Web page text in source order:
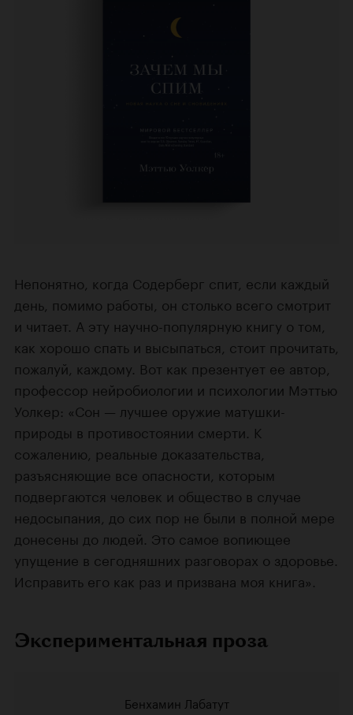
Непонятно, когда Содерберг спит, если каждый
день, помимо работы, он столько всего смотрит
и читает. А эту научно-популярную книгу о том,
как хорошо спать и высыпаться, стоит прочитать,
пожалуй, каждому. Вот как презентует ее автор,
профессор нейробиологии и психологии Мэттью
Уолкер: «Сон — лучшее оружие матушки-
природы в противостоянии смерти. К
сожалению, реальные доказательства,
разъясняющие все опасности, которым
подвергаются человек и общество в случае
недосыпания, до сих пор не были в полной мере
донесены до людей. Это самое вопиющее
упущение в сегодняшних разговорах о здоровье.
Исправить его как раз и призвана моя книга».
Экспериментальная проза
Бенхамин Лабатут